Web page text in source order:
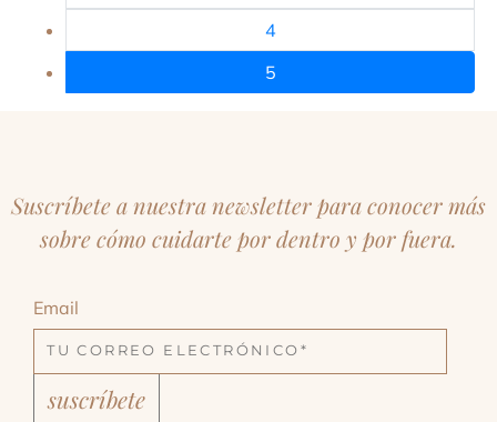
4
5
Suscríbete a nuestra newsletter para conocer más
sobre cómo cuidarte por dentro y por fuera.
Email
suscríbete